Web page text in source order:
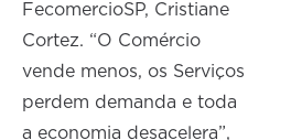
FecomercioSP, Cristiane
Cortez. “O Comércio
vende menos, os Serviços
perdem demanda e toda
a economia desacelera”,